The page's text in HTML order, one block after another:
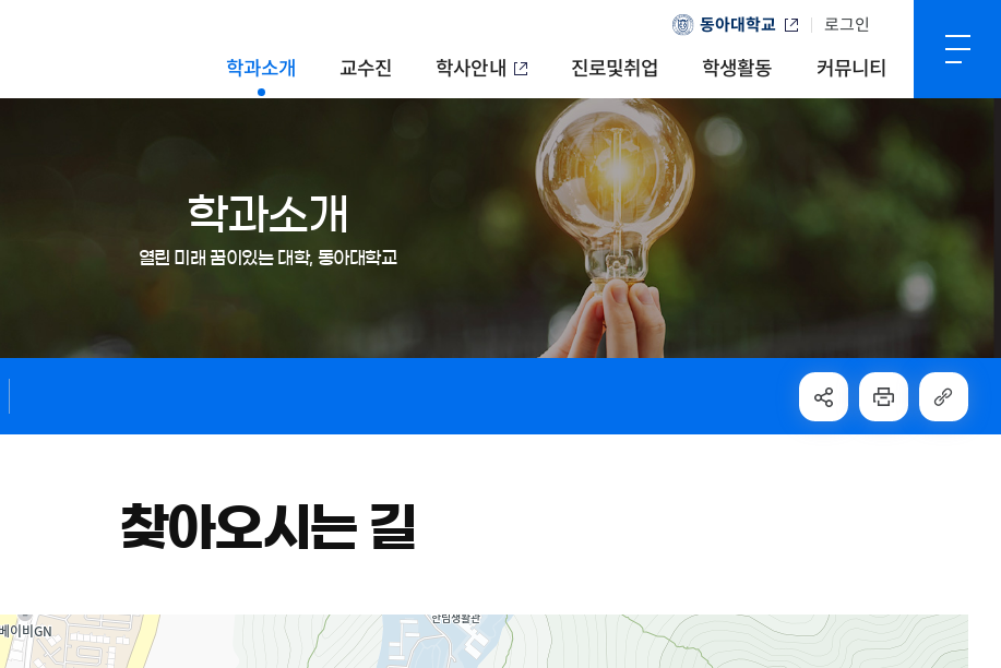
동아대학교 로그인
학과소개
교수진 학사안내 진로및취업 학생활동 커뮤니티
학과소개
열린 미래 꿈이있는 대학, 동아대학교
찾아오시는 길